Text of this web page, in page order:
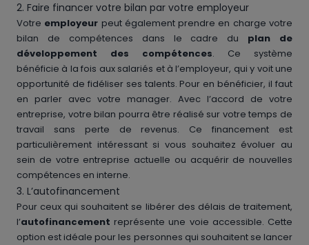
2. Faire financer votre bilan par votre employeur
Votre employeur peut également prendre en charge votre
bilan de compétences dans le cadre du plan de
développement des compétences. Ce système
bénéficie à la fois aux salariés et à l’employeur, qui y voit une
opportunité de fidéliser ses talents. Pour en bénéficier, il faut
en parler avec votre manager. Avec l’accord de votre
entreprise, votre bilan pourra être réalisé sur votre temps de
travail sans perte de revenus. Ce financement est
particulièrement intéressant si vous souhaitez évoluer au
sein de votre entreprise actuelle ou acquérir de nouvelles
compétences en interne.
3. L’autofinancement
Pour ceux qui souhaitent se libérer des délais de traitement,
l’autofinancement représente une voie accessible. Cette
option est idéale pour les personnes qui souhaitent se lancer